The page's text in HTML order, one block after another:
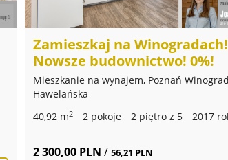
Zamieszkaj na Winogradach!
Nowsze budownictwo! 0%!
Mieszkanie na wynajem, Poznań
Hawelańska
40,92 m2 2 pokoje 2 piętro z 5 2017
2 300,00 PLN / 56,21 PLN